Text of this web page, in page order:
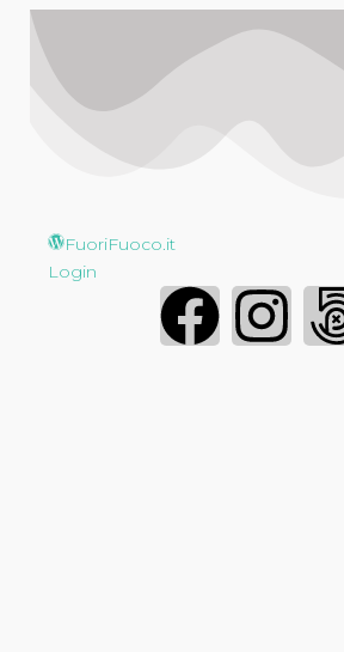
FuoriFuoco.it
Login